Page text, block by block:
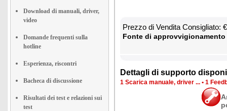
Download di manuali, driver,
video
Domande frequenti sulla
hotline
Esperienza, riscontri
Bacheca di discussione
Risultati dei test e relazioni sui
test
Prez­zo di Ven­di­ta Con­si­glia­to:
Fon­te di
Det­ta­gli di sup­por­to
1 Sca­ri­ca ma­nua­le, dri­ver ... • 1